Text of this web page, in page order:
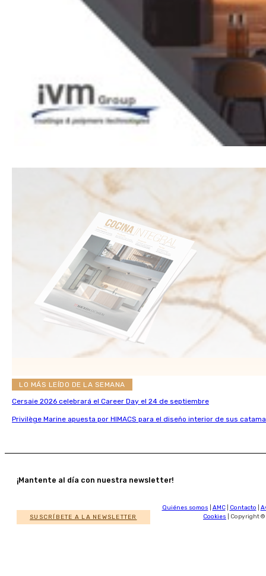
LO MÁS LEÍDO DE LA SEMANA
Cersaie 2026 celebrará el Career Day el 24 de septiembre
Privilège Marine apuesta por HIMACS para el diseño interior de sus
¡Mantente al día con nuestra newsletter!
SUSCRÍBETE A LA NEWSLETTER
Quiénes somos AMC| Contacto
Cookies | Copyright